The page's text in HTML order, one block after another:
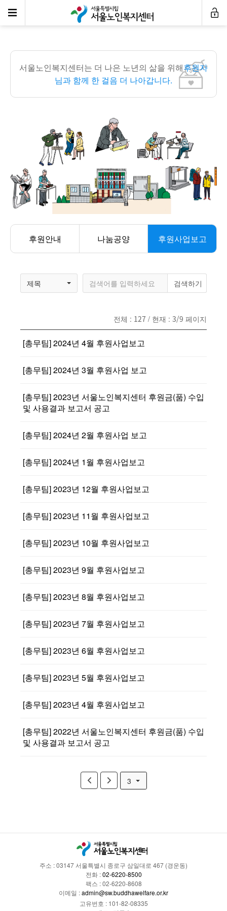
후원사업보고
서울노인복지센터는 더 나은 노년의 삶을 위해후원자
님과 함께 한 걸음 더 나아갑니다.
후원안내 나눔공양 후원사업보고
제목
전체 : 127 / 현재 : 3/9 페이지
[총무팀] 2024년 4월 후원사업보고
[총무팀] 2024년 3월 후원사업 보고
[총무팀] 2023년 서울노인복지센터 후원금(품) 수입
및 사용결과 보고서 공고
[총무팀] 2024년 2월 후원사업 보고
[총무팀] 2024년 1월 후원사업보고
[총무팀] 2023년 12월 후원사업보고
[총무팀] 2023년 11월 후원사업보고
[총무팀] 2023년 10월 후원사업보고
[총무팀] 2023년 9월 후원사업보고
[총무팀] 2023년 8월 후원사업보고
[총무팀] 2023년 7월 후원사업보고
[총무팀] 2023년 6월 후원사업보고
[총무팀] 2023년 5월 후원사업보고
[총무팀] 2023년 4월 후원사업보고
[총무팀] 2022년 서울노인복지센터 후원금(품) 수입
및 사용결과 보고서 공고
3
주소 : 03147 서울특별시 종로구 삼일대로 467 (경운동)
전화 :02-6220-8500
팩스 : 02-6220-8608
이메일 :admin@sw.buddhawelfare.or.kr
고유번호 : 101-82-08335